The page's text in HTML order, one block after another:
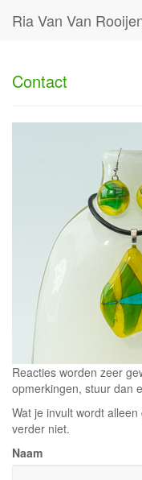
Ria Van Van
Contact
Reacties worden zeer
opmerkingen, stuur dan
Wat je invult wordt
verder niet.
Naam